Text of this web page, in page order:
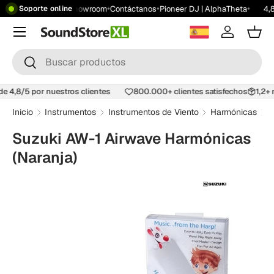
Soporte online
desde 199 €•Showroom•Contáctanos•Pioneer DJ | AlphaTheta•
Buscar
Buscar
Iniciar
Menú
4,8/5 por nuestros clientes 800.000+ clientes satisfechos
Inicio Instrumentos Instrumentos de Viento Harmónicas
Suzuki AW-1 Airwave Harmónicas
(Naranja)